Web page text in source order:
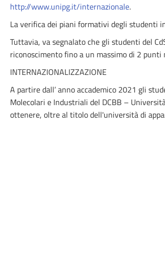
http://www.unipg.it/internazionale.
La verifica dei piani formativi degli studenti
Tuttavia, va segnalato che gli studenti del
riconoscimento fino a un massimo di 2
INTERNAZIONALIZZAZIONE
A partire dall’ anno accademico 2021 gli
Molecolari e Industriali del DCBB –
ottenere, oltre al titolo dell'università di